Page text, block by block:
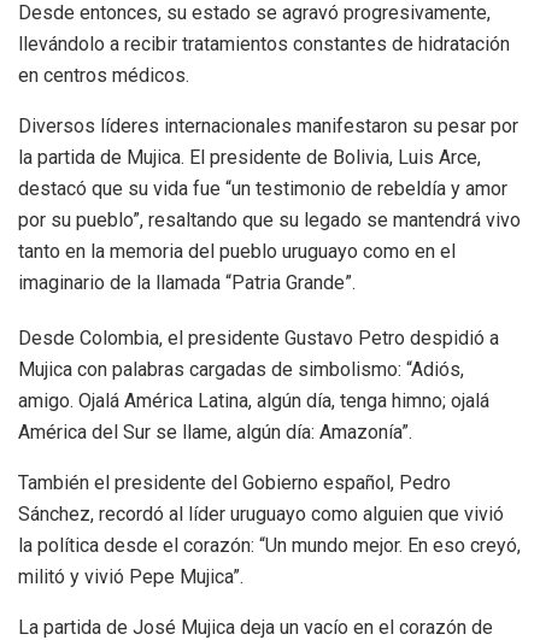
Desde entonces, su estado se agravó progresivamente,
llevándolo a recibir tratamientos constantes de hidratación
en centros médicos.
Diversos líderes internacionales manifestaron su pesar por
la partida de Mujica. El presidente de Bolivia, Luis Arce,
destacó que su vida fue “un testimonio de rebeldía y amor
por su pueblo”, resaltando que su legado se mantendrá vivo
tanto en la memoria del pueblo uruguayo como en el
imaginario de la llamada “Patria Grande”.
Desde Colombia, el presidente Gustavo Petro despidió a
Mujica con palabras cargadas de simbolismo: “Adiós,
amigo. Ojalá América Latina, algún día, tenga himno; ojalá
América del Sur se llame, algún día: Amazonía”.
También el presidente del Gobierno español, Pedro
Sánchez, recordó al líder uruguayo como alguien que vivió
la política desde el corazón: “Un mundo mejor. En eso creyó,
militó y vivió Pepe Mujica”.
La partida de José Mujica deja un vacío en el corazón de